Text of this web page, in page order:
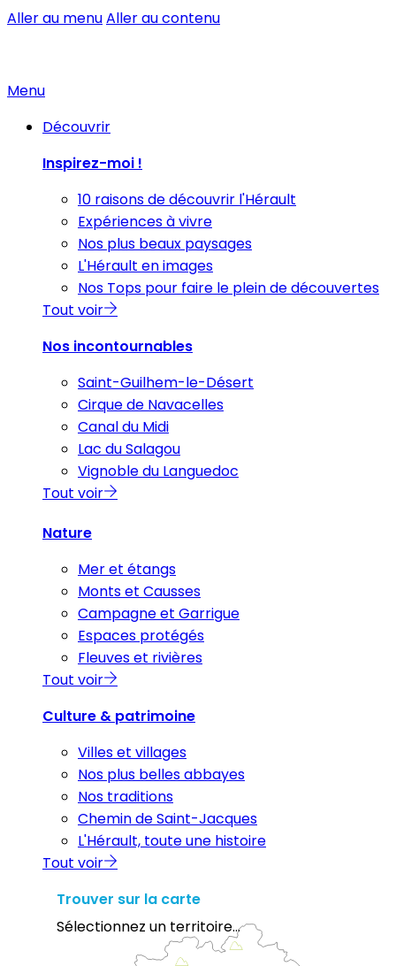
Aller au menuAller au contenu
Menu
Découvrir
Inspirez-moi !
10 raisons de découvrir l'Hérault
Expériences à vivre
Nos plus beaux paysages
L'Hérault en images
Nos Tops pour faire le plein de découvertes
Tout voir
Nos incontournables
Saint-Guilhem-le-Désert
Cirque de Navacelles
Canal du Midi
Lac du Salagou
Vignoble du Languedoc
Tout voir
Nature
Mer et étangs
Monts et Causses
Campagne et Garrigue
Espaces protégés
Fleuves et rivières
Tout voir
Culture & patrimoine
Villes et villages
Nos plus belles abbayes
Nos traditions
Chemin de Saint-Jacques
L'Hérault, toute une histoire
Tout voir
Trouver sur la carte
Sélectionnez un territoire...